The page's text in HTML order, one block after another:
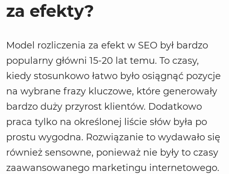
za efekty?
Model rozliczenia za efekt w SEO był bardzo
popularny główni 15-20 lat temu. To czasy,
kiedy stosunkowo łatwo było osiągnąć pozycje
na wybrane frazy kluczowe, które generowały
bardzo duży przyrost klientów. Dodatkowo
praca tylko na określonej liście słów była po
prostu wygodna. Rozwiązanie to wydawało się
również sensowne, ponieważ nie były to czasy
zaawansowanego marketingu internetowego.